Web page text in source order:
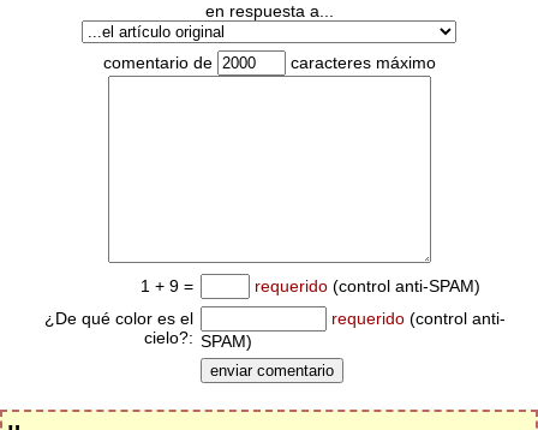
en respuesta a...
comentario de caracteres máximo
1 + 9 = requerido (control anti-SPAM)
¿De qué color es el
cielo?:
requerido (control anti-
SPAM)